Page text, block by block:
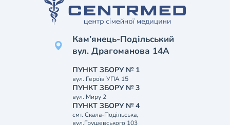
Кам’янець-Подільський
вул. Драгоманова 14А
ПУНКТ ЗБОРУ № 1
вул. Героїв УПА 15
ПУНКТ ЗБОРУ № 3
вул. Миру 2
ПУНКТ ЗБОРУ № 4
смт. Скала-Подільська,
вул.Грушевського 103